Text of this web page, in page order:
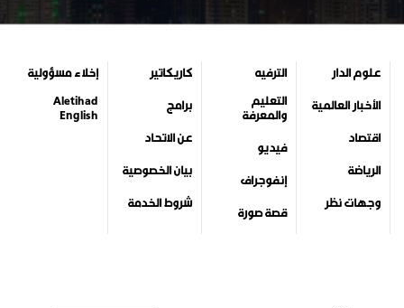
علوم الدار
الأخبار العالمية
اقتصاد
الرياضة
وجهات نظر
الترفيه
التعليم
والمعرفة
فيديو
إنفوجراف
قصة صورة
كاريكاتير
برامج
عن الاتحاد
بيان الخصوصية
شروط الخدمة
إخلاء مسؤولية
Aletihad
English